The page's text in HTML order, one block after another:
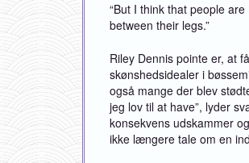
“But I think that people
between their legs.”
Riley Dennis pointe er, at
skønshedsidealer i
også mange der blev
jeg lov til at have”, lyder
konsekvens udskammer
ikke længere tale om en